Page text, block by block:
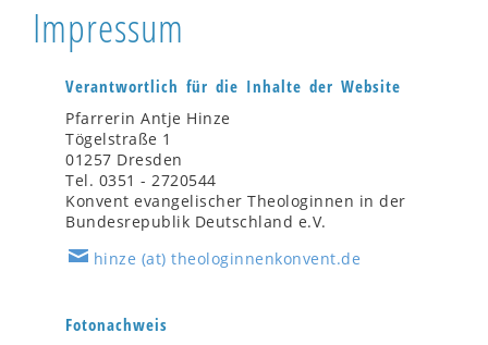
Impressum
Verantwortlich für die Inhalte der Website
Pfarrerin Antje Hinze
Tögelstraße 1
01257 Dresden
Tel. 0351 - 2720544
Konvent evangelischer Theologinnen in der
Bundesrepublik Deutschland e.V.
hinze (at) theologinnenkonvent.de
Fotonachweis